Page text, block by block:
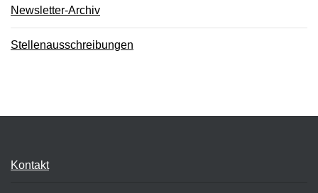
Newsletter-Archiv
Stellenausschreibungen
Kontakt